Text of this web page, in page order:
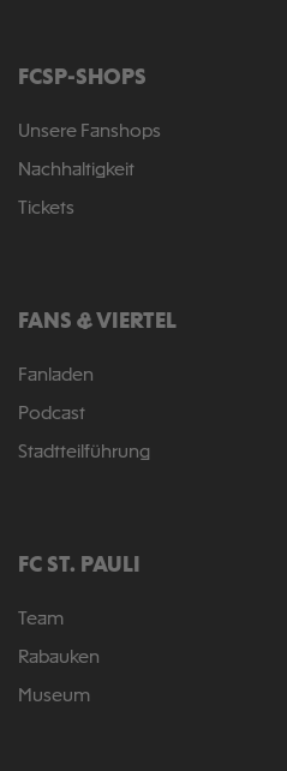
FCSP-SHOPS
Unsere Fanshops
Nachhaltigkeit
Tickets
FANS & VIERTEL
Fanladen
Podcast
Stadtteilführung
FC ST. PAULI
Team
Rabauken
Museum